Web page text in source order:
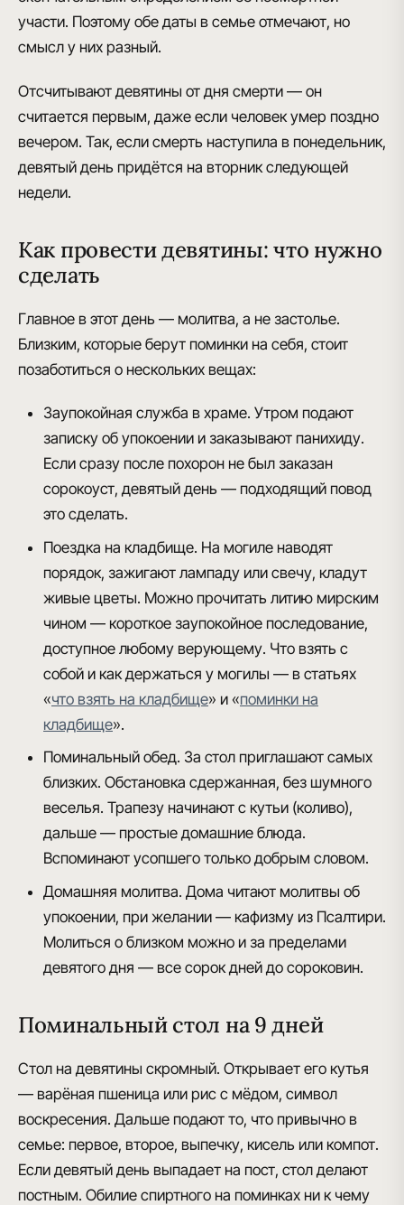
участи. Поэтому обе даты в семье отмечают, но
смысл у них разный.
Отсчитывают девятины от дня смерти — он
считается первым, даже если человек умер поздно
вечером. Так, если смерть наступила в понедельник,
девятый день придётся на вторник следующей
недели.
Как провести девятины: что нужно
сделать
Главное в этот день — молитва, а не застолье.
Близким, которые берут поминки на себя, стоит
позаботиться о нескольких вещах:
Заупокойная служба в храме. Утром подают
записку об упокоении и заказывают панихиду.
Если сразу после похорон не был заказан
сорокоуст, девятый день — подходящий повод
это сделать.
Поездка на кладбище. На могиле наводят
порядок, зажигают лампаду или свечу, кладут
живые цветы. Можно прочитать литию мирским
чином — короткое заупокойное последование,
доступное любому верующему. Что взять с
собой и как держаться у могилы — в статьях
«что взять на кладбище» и «поминки на
кладбище».
Поминальный обед. За стол приглашают самых
близких. Обстановка сдержанная, без шумного
веселья. Трапезу начинают с кутьи (коливо),
дальше — простые домашние блюда.
Вспоминают усопшего только добрым словом.
Домашняя молитва. Дома читают молитвы об
упокоении, при желании — кафизму из Псалтири.
Молиться о близком можно и за пределами
девятого дня — все сорок дней до сороковин.
Поминальный стол на 9 дней
Стол на девятины скромный. Открывает его кутья
— варёная пшеница или рис с мёдом, символ
воскресения. Дальше подают то, что привычно в
семье: первое, второе, выпечку, кисель или компот.
Если девятый день выпадает на пост, стол делают
постным. Обилие спиртного на поминках ни к чему